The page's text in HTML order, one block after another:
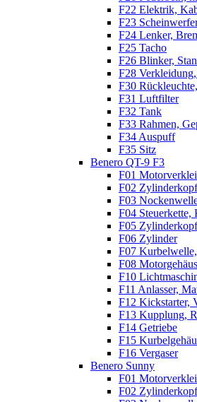
F22 Elektrik,
F23
F24 Lenker,
F25 Tacho
F26 Blinker,
F28
F30
F31 Luftfilter
F32 Tank
F33 Rahmen,
F34 Auspuff
F35 Sitz
Benero QT-9 F3
F01
F02 Zylinderkopf
F03
F04 Steuerkette,
F05
F06 Zylinder
F07
F08
F10
F11 Anlasser,
F12 Kickstarter,
F13 Kupplung,
F14 Getriebe
F15
F16 Vergaser
Benero Sunny
F01
F02 Zylinderkopf